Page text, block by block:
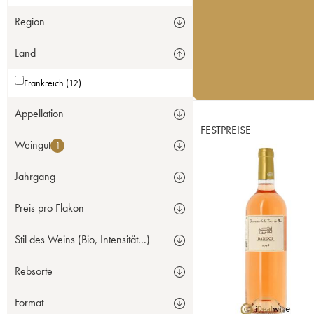
Region
Land
Frankreich (12)
Appellation
Weingut 1
Jahrgang
Preis pro Flakon
Stil des Weins (Bio, Intensität...)
Rebsorte
Format
FESTPREISE